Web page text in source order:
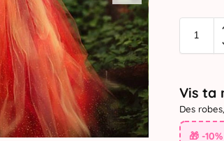
Vis ta
Des
🎁 -